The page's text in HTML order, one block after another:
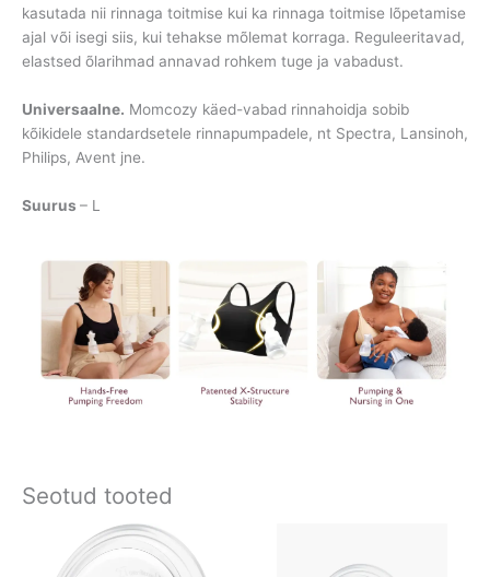
kasutada nii rinnaga toitmise kui ka rinnaga toitmise lõpetamise
ajal või isegi siis, kui tehakse mõlemat korraga. Reguleeritavad,
elastsed õlarihmad annavad rohkem tuge ja vabadust.
Universaalne. Momcozy käed-vabad rinnahoidja sobib
kõikidele standardsetele rinnapumpadele, nt Spectra, Lansinoh,
Philips, Avent jne.
Suurus – L
Seotud tooted